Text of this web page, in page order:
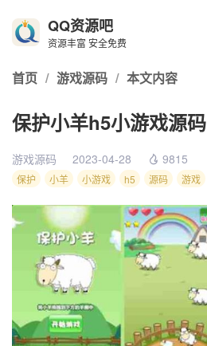
QQ资源吧
资源丰富 安全免费
首页 / 游戏源码 / 本文内容
保护小羊h5小游戏源码
游戏源码 2023-04-28 9815
保护 小羊 小游戏 h5 源码 游戏